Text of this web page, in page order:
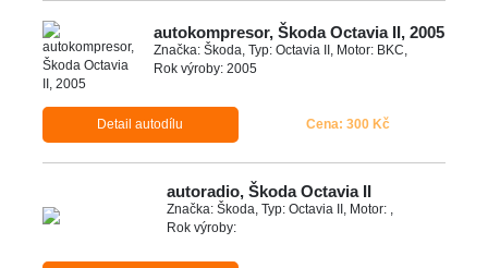
autokompresor, Škoda Octavia II, 2005
Značka: Škoda, Typ: Octavia II, Motor: BKC,
Rok výroby: 2005
Detail autodílu Cena: 300 Kč
autoradio, Škoda Octavia II
Značka: Škoda, Typ: Octavia II, Motor: ,
Rok výroby: